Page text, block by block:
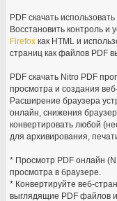
PDF скачать
Восстановить контроль
Firefoxкак HTML и
страниц как файлов PDF
PDF скачать Nitro PDF
просмотра и создания
Расширение браузера
онлайн, снижения
конвертировать любой
для архивирования,
* Просмотр PDF онлайн
просмотра в браузере.
* Конвертируйте веб-
выглядящие PDF файлов